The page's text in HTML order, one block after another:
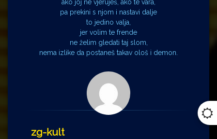
ako joj ne vjeruješ, ako te vara,
pa prekini s njom i nastavi dalje
to jedino valja,
jer volim te frende
ne želim gledati taj slom,
nema izlike da postaneš takav ološ i demon.
zg-kult